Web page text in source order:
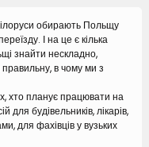
обирають Польщу
І на це є кілька
знайти нескладно,
в чому ми з
хто планує працювати на
для будівельників, лікарів,
для фахівців у вузьких